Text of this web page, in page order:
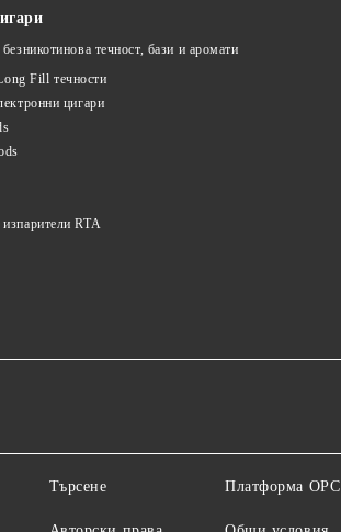
течност, бази и аромати
Fill течности
цигари
RTA
Търсене Платформа ОРС